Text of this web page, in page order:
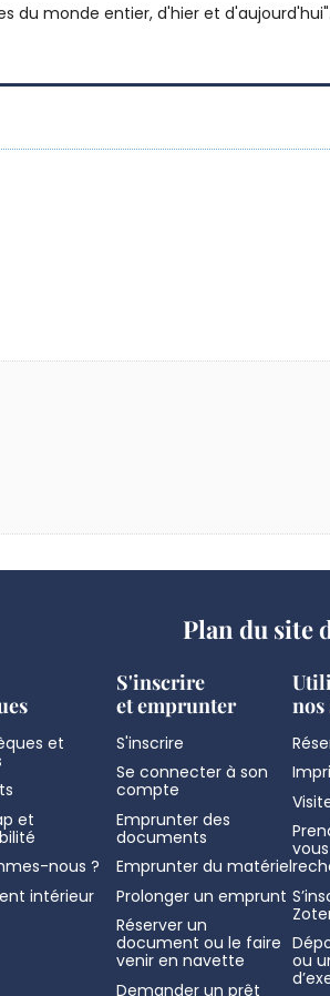
du monde entier, d'hier et
Plan du site
et
et
nous ?
intérieur
S'inscrire
et emprunter
S'inscrire
Se connecter à son
compte
Emprunter des
documents
Emprunter du matériel
Prolonger un emprunt
Réserver un
document ou le faire
venir en navette
Demander un prêt
nos
ou